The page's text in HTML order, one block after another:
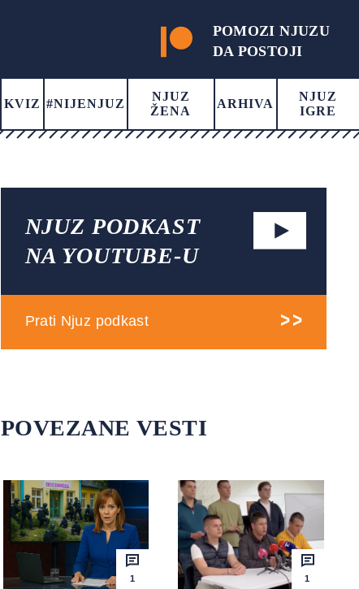
POMOZI NJUZU
DA POSTOJI
KVIZ #NIJENJUZ
NJUZ
ŽENA
ARHIVA
NJUZ
IGRE
NJUZ PODKAST
NA YOUTUBE-U
Prati Njuz podkast
POVEZANE VESTI
1 1